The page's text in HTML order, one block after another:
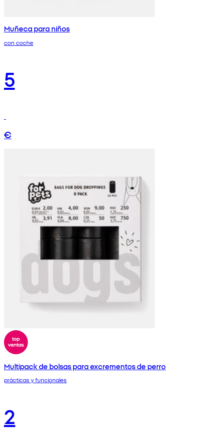
Muñeca para niños
con coche
5
€
Multipack de bolsas para excrementos de perro
prácticas y funcionales
2